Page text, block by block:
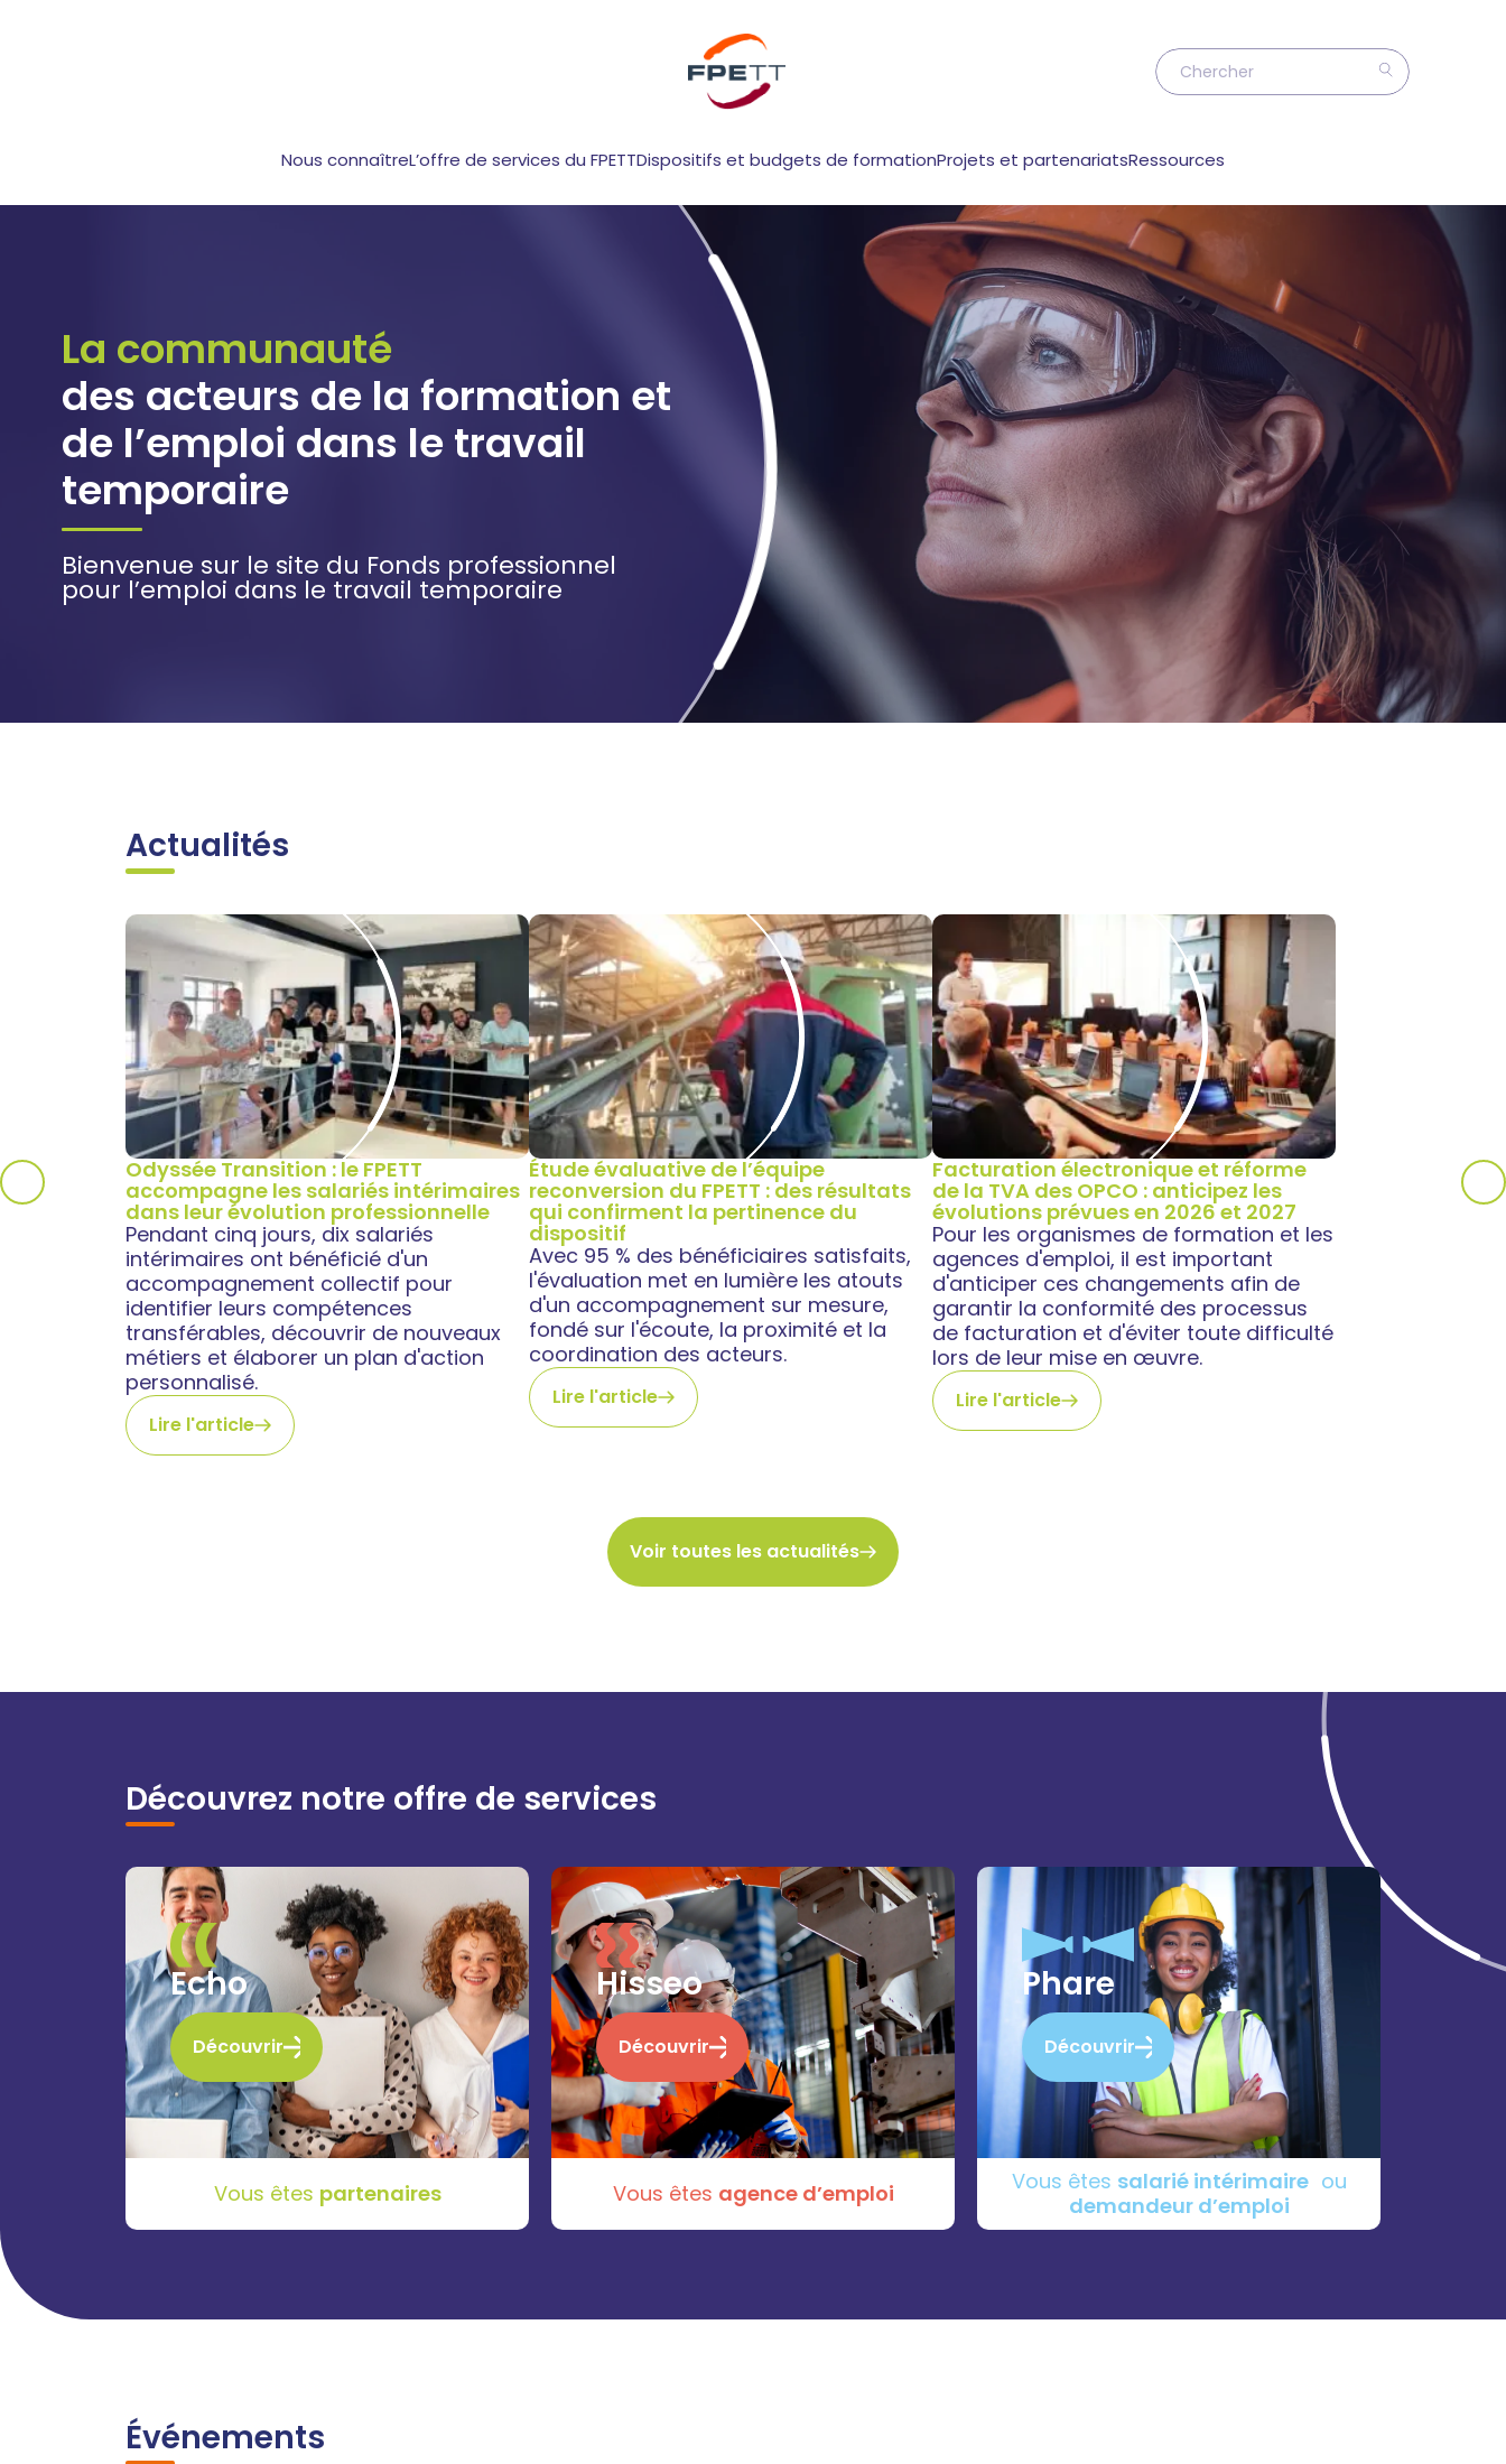
Nous connaîtreL’offre de services du FPETTDispositifs et budgets de formationProjets et partenariatsRessources
La communauté
des acteurs de la formation et
de l’emploi dans le travail
temporaire
Bienvenue sur le site du Fonds professionnel
pour l’emploi dans le travail temporaire
Actualités
Odyssée Transition : le FPETT
accompagne les salariés intérimaires
dans leur évolution professionnelle
Pendant cinq jours, dix salariés
intérimaires ont bénéficié d'un
accompagnement collectif pour
identifier leurs compétences
transférables, découvrir de nouveaux
métiers et élaborer un plan d'action
personnalisé.
Lire l'article
Étude évaluative de l’équipe
reconversion du FPETT : des résultats
qui confirment la pertinence du
dispositif
Avec 95 % des bénéficiaires satisfaits,
l'évaluation met en lumière les atouts
d'un accompagnement sur mesure,
fondé sur l'écoute, la proximité et la
coordination des acteurs.
Lire l'article
Facturation électronique et réforme
de la TVA des OPCO : anticipez les
évolutions prévues en 2026 et 2027
Pour les organismes de formation et les
agences d'emploi, il est important
d'anticiper ces changements afin de
garantir la conformité des processus
de facturation et d'éviter toute difficulté
lors de leur mise en œuvre.
Lire l'article
Voir toutes les actualités
Découvrez notre offre de services
Echo
Découvrir
Vous êtes partenaires
Hisseo
Découvrir
Vous êtes agence d’emploi
Phare
Découvrir
Vous êtes salarié intérimaireou
demandeur d’emploi
Événements